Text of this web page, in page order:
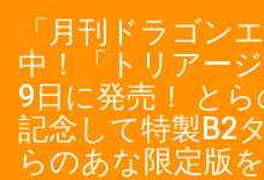
「月刊ドラゴン
中！「トリアー
9日に発売！ と
記念して特製B2
らのあな限定版